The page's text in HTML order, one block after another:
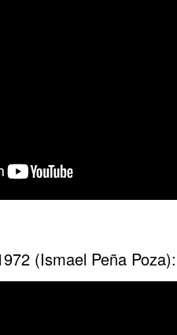
(Ismael Peña Poza):